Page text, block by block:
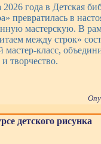
2026 года в Детская
превратилась в
мастерскую. В
между строк»
мастер-класс,
творчество.
детского рисунка